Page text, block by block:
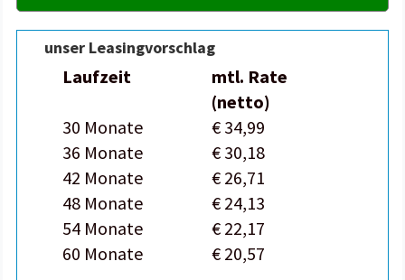
unser Leasingvorschlag
Laufzeit
mtl. Rate
(netto)
30 Monate
€ 34,99
36 Monate
€ 30,18
42 Monate
€ 26,71
48 Monate
€ 24,13
54 Monate
€ 22,17
60 Monate
€ 20,57